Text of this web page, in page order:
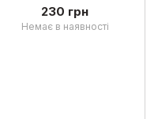
230 грн
Немає в наявності